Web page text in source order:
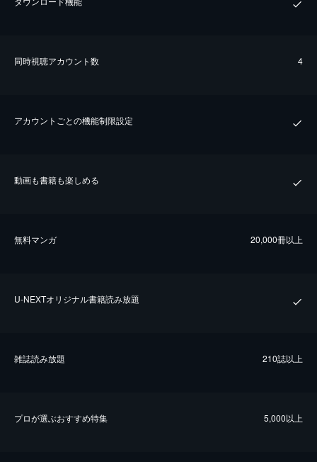
同時視聴アカウント数 4
アカウントごとの機能制限設定
動画も書籍も楽しめる
無料マンガ 20,000冊以上
U-NEXTオリジナル書籍読み放題
雑誌読み放題 210誌以上
プロが選ぶおすすめ特集 5,000以上